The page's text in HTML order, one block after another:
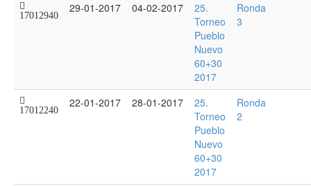
17012940
29-01-2017 04-02-2017
25.
Torneo
Pueblo
Nuevo
60+30
2017
Ronda
3
17012240
22-01-2017 28-01-2017
25.
Torneo
Pueblo
Nuevo
60+30
2017
Ronda
2